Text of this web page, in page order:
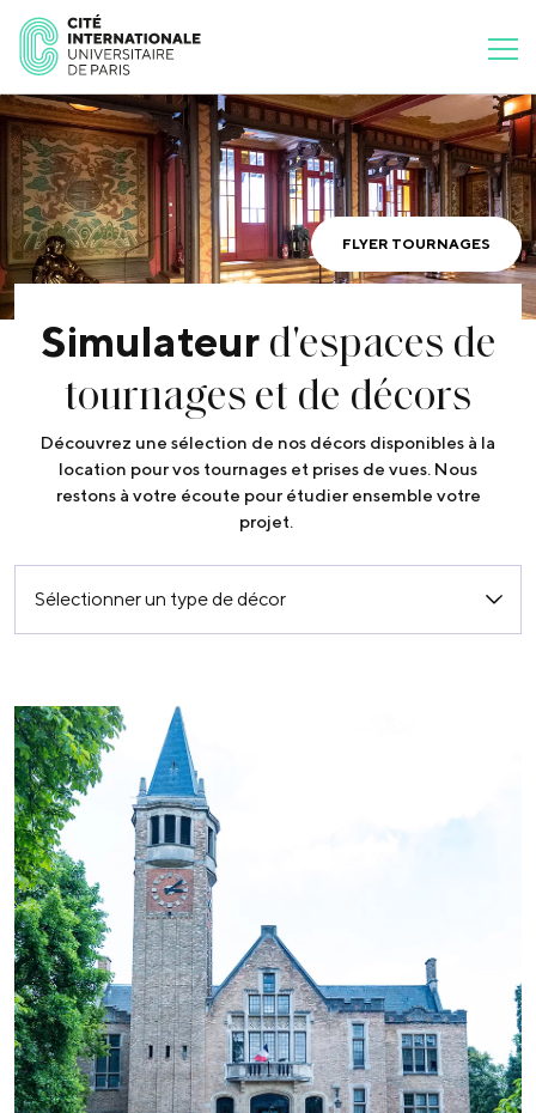
FLYER TOURNAGES
Simulateurd'espaces de
tournages et de décors
Découvrez une sélection de nos décors disponibles à la
location pour vos tournages et prises de vues. Nous
restons à votre écoute pour étudier ensemble votre
projet.
Sélectionner un type de décor